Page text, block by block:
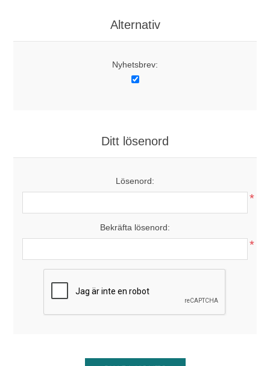
Alternativ
Nyhetsbrev:
Ditt lösenord
Lösenord:
*
Bekräfta lösenord:
*